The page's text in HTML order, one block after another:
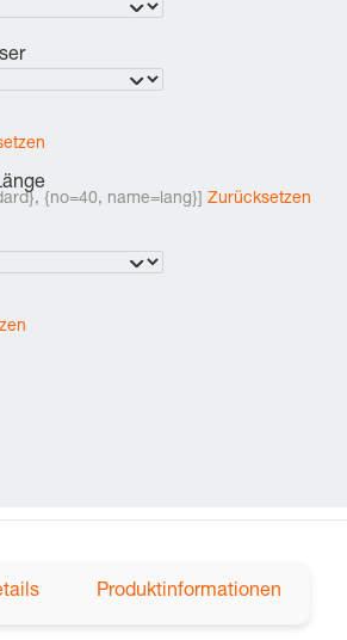
{no=40, name=lang}] Zurücksetzen
Produktinformationen